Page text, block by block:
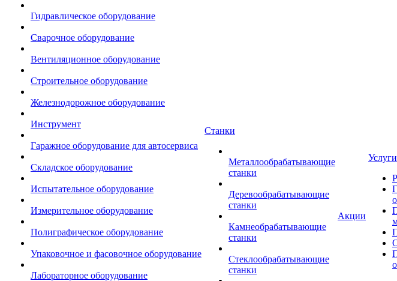
Гидравлическое оборудование
Сварочное оборудование
Вентиляционное оборудование
Строительное оборудование
Железнодорожное оборудование
Инструмент
Гаражное оборудование для автосервиса
Складское оборудование
Испытательное оборудование
Измерительное оборудование
Полиграфическое оборудование
Упаковочное и фасовочное оборудование
Лабораторное оборудование
Станки
Металлообрабатывающие
станки
Деревообрабатывающие
станки
Камнеобрабатывающие
станки
Стеклообрабатывающие
станки
Акции
Услуги